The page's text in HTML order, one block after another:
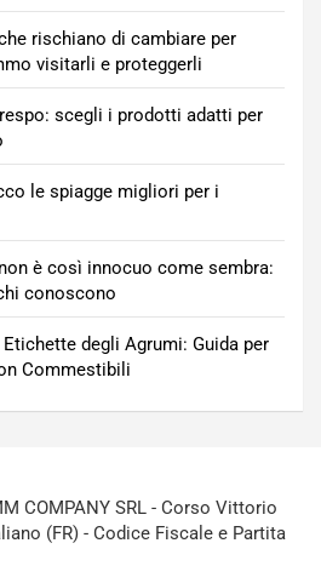
rischiano di cambiare per
visitarli e proteggerli
scegli i prodotti adatti per
le spiagge migliori per i
è così innocuo come sembra:
conoscono
degli Agrumi: Guida per
Commestibili
COMPANY SRL - Corso Vittorio
(FR) - Codice Fiscale e Partita